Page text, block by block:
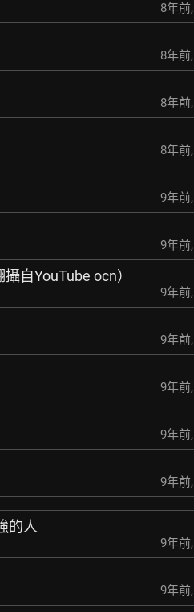
8年前,
8年前,
8年前,
8年前,
9年前,
9年前,
攝自YouTube ocn）
9年前,
9年前,
9年前,
9年前,
9年前,
的人
9年前,
9年前,